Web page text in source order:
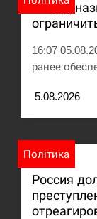
11:53
Под
СЕРПЕНЬ
левиці
СЕРПЕНЬ
11:23
Россияне
есть
В ЦПД
16:07
ранее
5.08.2026
Політика
Россия